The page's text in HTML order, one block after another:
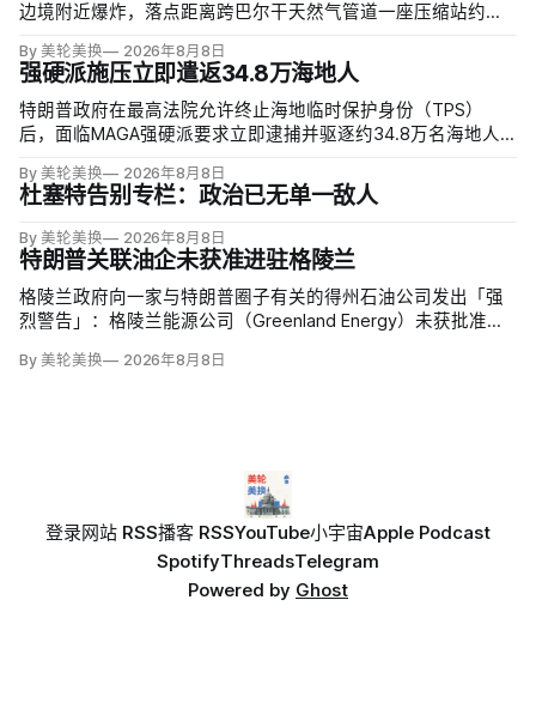
边境附近爆炸，落点距离跨巴尔干天然气管道一座压缩站约
夫说，罗马尼亚边防警察听到无人机噪音，保方巡逻队听到巨
响，但两国防空系统均未发现目标。
By 美轮美换 2026年8月8日
强硬派施压立即遣返34.8万海地人
特朗普政府在最高法院允许终止海地临时保护身份（TPS）
后，面临MAGA强硬派要求立即逮捕并驱逐约34.8万名海地人
至少50名海地人被叫到移民办公室并佩戴脚踝监控器，但突袭
尚未出现。
By 美轮美换 2026年8月8日
杜塞特告别专栏：政治已无单一敌人
By 美轮美换 2026年8月8日
特朗普关联油企未获准进驻格陵兰
格陵兰政府向一家与特朗普圈子有关的得州石油公司发出「强
烈警告」：格陵兰能源公司（Greenland Energy）未获批准，
地可能蕴藏价值1万亿美元原油，拟投资6000万美元钻两口
By 美轮美换 2026年8月8日
登录网站 RSS播客 RSSYouTube小宇宙Apple Podcast
SpotifyThreadsTelegram
Powered by Ghost